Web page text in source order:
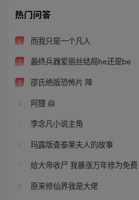
热门问答
1 而我只是一个凡人
2 最终兵器爱丽丝结局he还是be
3 邵氏绝版恐怖片 降
4 阿狸 焱
5 李念凡小说主角
6 玛露版查泰莱夫人的故事
7 给大帝收尸 我暴涨万年修为免费
8 原来修仙界我是大佬